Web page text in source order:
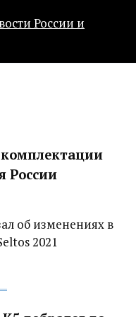
России
об изменениях в
2021